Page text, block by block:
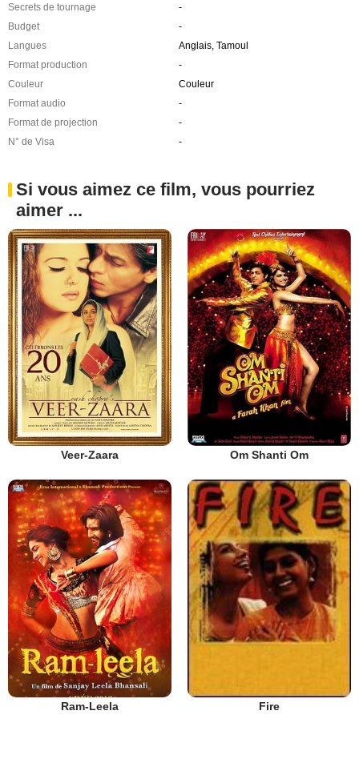
Secrets de tournage
-
Budget
-
Langues
Anglais, Tamoul
Format production
-
Couleur
Couleur
Format audio
-
Format de projection
-
N° de Visa
-
Si vous aimez ce film, vous pourriez
aimer ...
Veer-Zaara Om Shanti Om
Ram-Leela Fire